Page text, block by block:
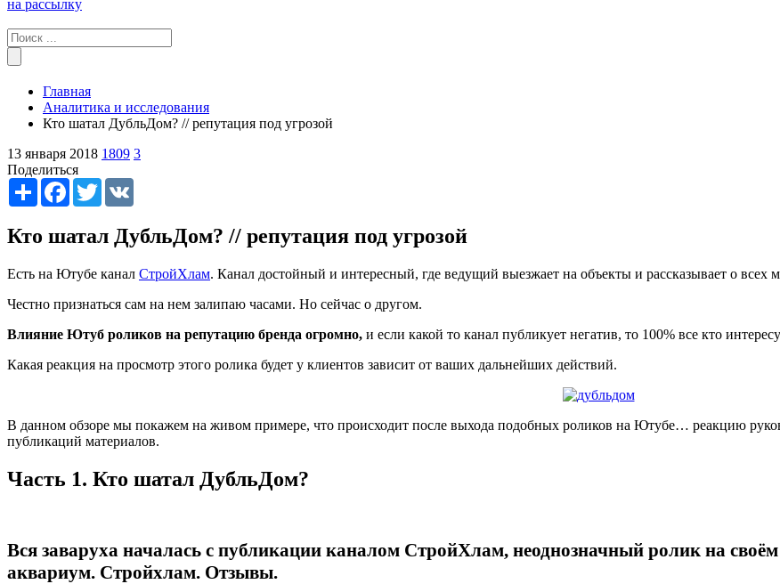
на рассылку
Главная
Аналитика и исследования
Кто шатал ДубльДом? // репутация под угрозой
13 января 2018 1809 3
Поделиться
Share Facebook
Twitter
Кто шатал ДубльДом? // репутация под угрозой
Есть на Ютубе канал СтройХлам. Канал достойный и интересный, где ведущий выезжает на объекты и рассказывает о всех
Честно признаться сам на нем залипаю часами. Но сейчас о другом.
Влияние Ютуб роликов на репутацию бренда огромно, и если какой то канал публикует негатив, то 100% все кто
Какая реакция на просмотр этого ролика будет у клиентов зависит от ваших дальнейших действий.
В данном обзоре мы покажем на живом примере, что происходит после выхода подобных роликов на Ютубе… реакцию
публикаций материалов.
Часть 1. Кто шатал ДубльДом?
Вся заваруха началась с публикации каналом СтройХлам, неоднозначный ролик на
аквариум. Стройхлам. Отзывы.